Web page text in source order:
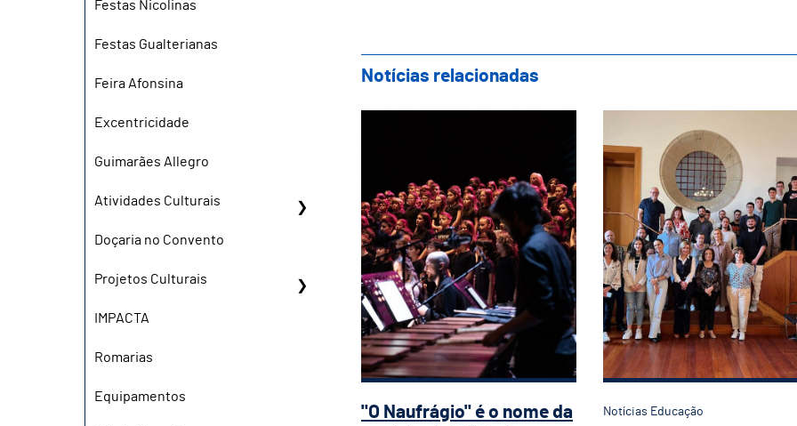
Festas Nicolinas
Festas Gualterianas
Feira Afonsina
Excentricidade
Guimarães Allegro
Atividades Culturais
Doçaria no Convento
Projetos Culturais
IMPACTA
Romarias
Equipamentos
Notícias relacionadas
"O Naufrágio" é o nome da
Notícias Educação